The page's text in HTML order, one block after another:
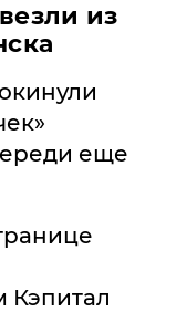
из
еще
Кэпитал